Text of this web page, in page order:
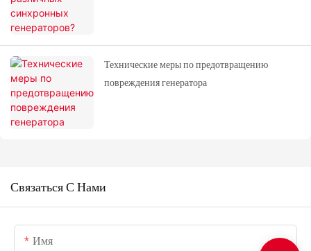
Технические меры по предотвращению
повреждения генератора
Связаться С Нами
Имя